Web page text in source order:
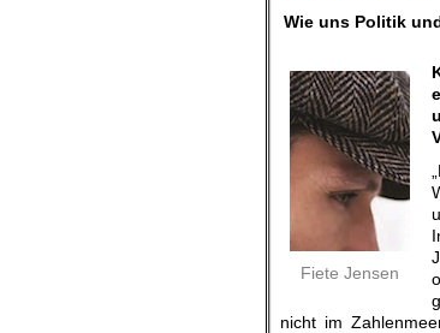
Wie uns Politik
Fiete Jensen
nicht im